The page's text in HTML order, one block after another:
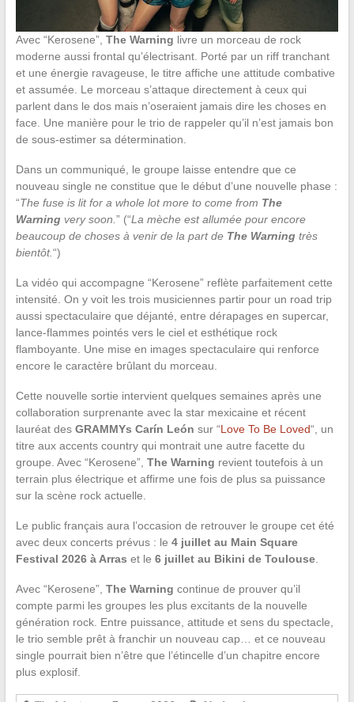
Avec “Kerosene”, The Warning livre un morceau de rock
moderne aussi frontal qu’électrisant. Porté par un riff tranchant
et une énergie ravageuse, le titre affiche une attitude combative
et assumée. Le morceau s’attaque directement à ceux qui
parlent dans le dos mais n’oseraient jamais dire les choses en
face. Une manière pour le trio de rappeler qu’il n’est jamais bon
de sous-estimer sa détermination.
Dans un communiqué, le groupe laisse entendre que ce
nouveau single ne constitue que le début d’une nouvelle phase :
“The fuse is lit for a whole lot more to come from The
Warningvery soon. ” (“La mèche est allumée pour encore
beaucoup de choses à venir de la part de The Warningtrès
bientôt.“)
La vidéo qui accompagne “Kerosene” reflète parfaitement cette
intensité. On y voit les trois musiciennes partir pour un road trip
aussi spectaculaire que déjanté, entre dérapages en supercar,
lance-flammes pointés vers le ciel et esthétique rock
flamboyante. Une mise en images spectaculaire qui renforce
encore le caractère brûlant du morceau.
Cette nouvelle sortie intervient quelques semaines après une
collaboration surprenante avec la star mexicaine et récent
lauréat des GRAMMYs Carín León sur “Love To Be Loved“, un
titre aux accents country qui montrait une autre facette du
groupe. Avec “Kerosene”, The Warning revient toutefois à un
terrain plus électrique et affirme une fois de plus sa puissance
sur la scène rock actuelle.
Le public français aura l’occasion de retrouver le groupe cet été
avec deux concerts prévus : le 4 juillet au Main Square
Festival 2026 à Arras et le 6 juillet au Bikini de Toulouse.
Avec “Kerosene”, The Warning continue de prouver qu’il
compte parmi les groupes les plus excitants de la nouvelle
génération rock. Entre puissance, attitude et sens du spectacle,
le trio semble prêt à franchir un nouveau cap… et ce nouveau
single pourrait bien n’être que l’étincelle d’un chapitre encore
plus explosif.